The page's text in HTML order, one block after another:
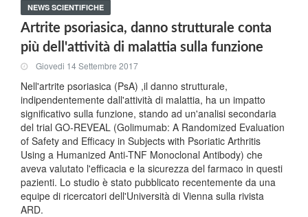
NEWS SCIENTIFICHE
Artrite psoriasica, danno strutturale conta
più dell'attività di malattia sulla funzione
Giovedi 14 Settembre 2017
Nell'artrite psoriasica (PsA) ,il danno strutturale,
indipendentemente dall'attività di malattia, ha un impatto
significativo sulla funzione, stando ad un'analisi secondaria
del trial GO-REVEAL (Golimumab: A Randomized Evaluation
of Safety and Efficacy in Subjects with Psoriatic Arthritis
Using a Humanized Anti-TNF Monoclonal Antibody) che
aveva valutato l'efficacia e la sicurezza del farmaco in questi
pazienti. Lo studio è stato pubblicato recentemente da una
equipe di ricercatori dell'Università di Vienna sulla rivista
ARD.